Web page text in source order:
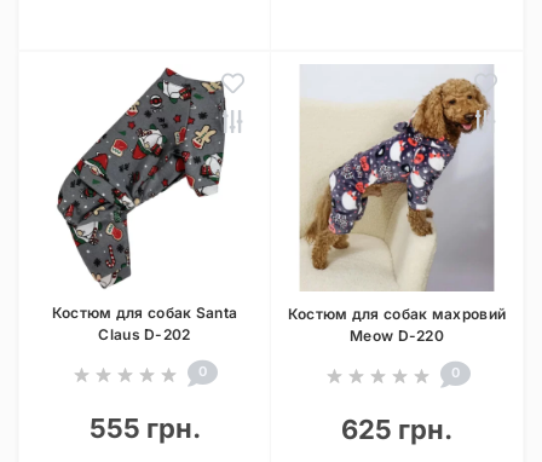
Костюм для собак Santa
Claus D-202
0
555 грн.
Костюм для собак махровий
Meow D-220
0
625 грн.